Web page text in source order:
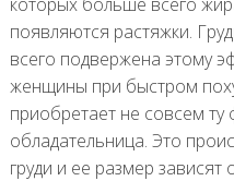
появляются растяжки.
всего подвержена этому
женщины при быстром
приобретает не совсем
обладательница. Это
груди и ее размер зависят